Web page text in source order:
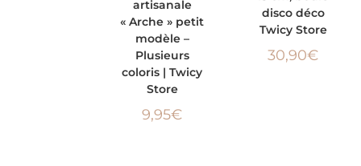
OPTIONS
artisanale
« Arche » petit
modèle –
Plusieurs
coloris | Twicy
Store
9,95€
disco déco
Twicy Store
30,90€